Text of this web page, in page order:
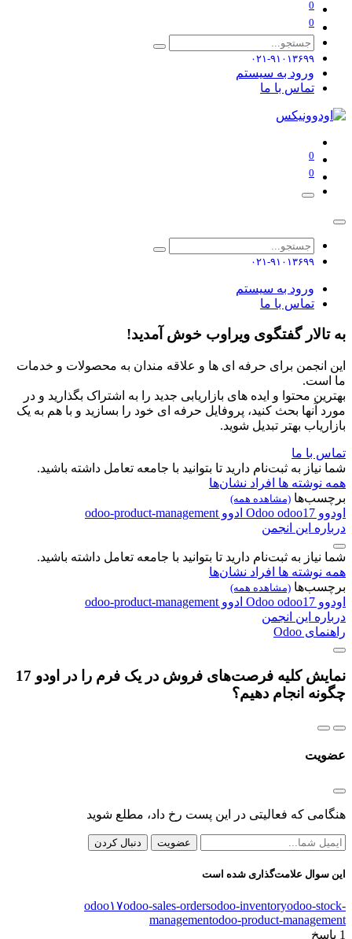
0
0
۰۲۱-۹۱۰۱۳۶۹۹
ورود به سیستم
تماس با ما
0
0
۰۲۱-۹۱۰۱۳۶۹۹
ورود به سیستم
تماس با ما
به تالار گفتگوی ویراوب خوش آمدید!
این انجمن برای حرفه ای ها و علاقه مندان به محصولات و خدمات
ما است.
بهترین محتوا و ایده های بازاریابی جدید را به اشتراک بگذارید و در
مورد آنها بحث کنید، پروفایل حرفه ای خود را بسازید و با هم به یک
بازاریاب بهتر تبدیل شوید.
تماس با ما
شما نیاز به ثبت‌نام دارید تا بتوانید با جامعه تعامل داشته باشید.
همه نوشته ها افراد نشان‌ها
برچسب‌ها (مشاهده همه)
اودوو Odoo odoo17 ادوو odoo-product-management
درباره این انجمن
شما نیاز به ثبت‌نام دارید تا بتوانید با جامعه تعامل داشته باشید.
همه نوشته ها افراد نشان‌ها
برچسب‌ها (مشاهده همه)
اودوو Odoo odoo17 ادوو odoo-product-management
درباره این انجمن
راهنمای Odoo
نمایش کلیه فرصت‌های فروش در یک فرم را در اودو 17
چگونه انجام دهیم؟
عضویت
هنگامی که فعالیتی در این پست رخ داد، مطلع شوید
عضویت دنبال کردن
این سوال علامت‌گذاری شده است
odoo۱۷odoo-sales-ordersodoo-inventoryodoo-stock-
managementodoo-product-management
1 پاسخ